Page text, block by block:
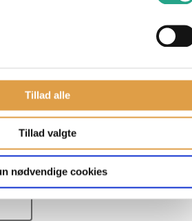
Tillad alle
Tillad valgte
nødvendige cookies
/ papir / PVC
vare?
felter